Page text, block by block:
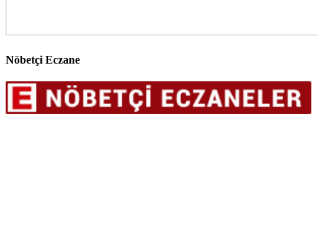
Nöbetçi Eczane